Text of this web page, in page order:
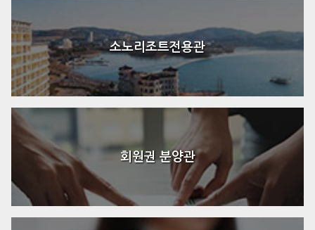
소노리조트전용관
회원권 분양관